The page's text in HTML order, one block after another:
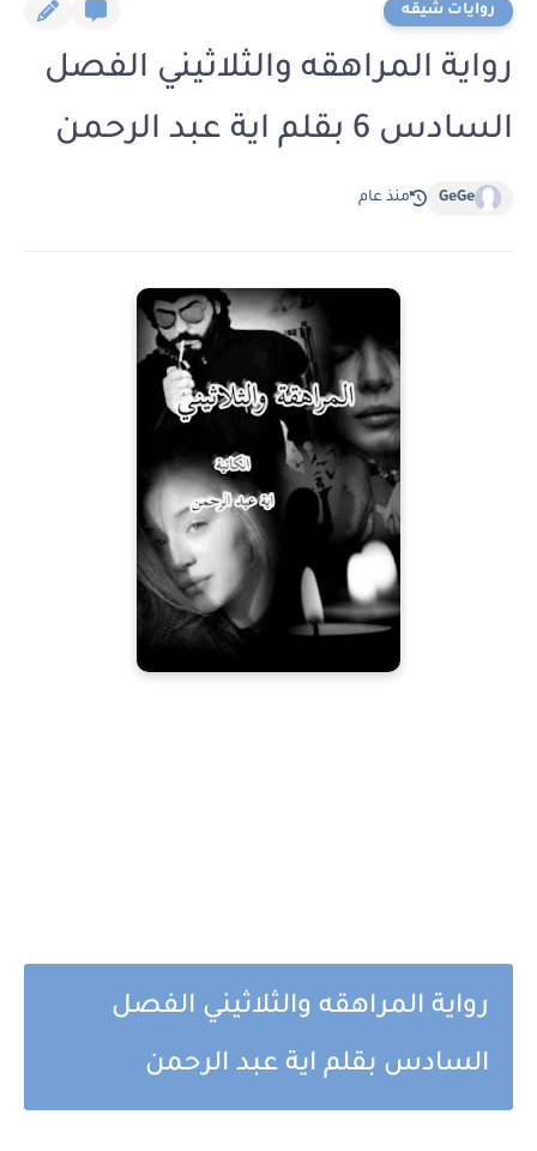
روايات شيقه
رواية المراهقه والثلاثيني الفصل
السادس 6 بقلم اية عبد الرحمن
GeGe منذ عام
رواية المراهقه والثلاثيني الفصل
السادس بقلم اية عبد الرحمن